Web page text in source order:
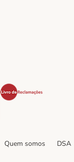
Security
Quem somos DSA